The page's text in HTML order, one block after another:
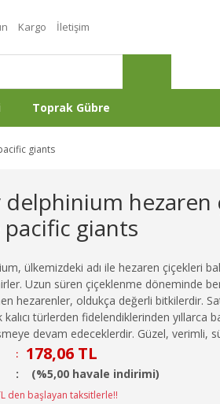
Kargo İletişim
Toprak Gübre
giants
delphinium hezaren
giants
ülkemizdeki adı ile hezaren çiçekleri
Uzun süren çiçeklenme döneminde
hezarenler, oldukça değerli bitkilerdir.
kalıcı türlerden fidelendiklerinden yıllarca
devam edeceklerdir. Güzel, verimli,
: 178,06 TL
(%5,00 havale indirimi)
den başlayan taksitlerle!!